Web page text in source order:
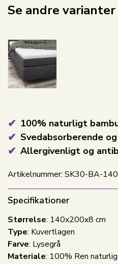
100% naturligt
Svedabsorberende
Allergivenligt og
Artikelnummer: SK30-BA-140
Se andre varianter
Specifikationer
Størrelse: 140x200x8 cm
Type: Kuvertlagen
Farve: Lysegrå
Materiale: 100% Ren